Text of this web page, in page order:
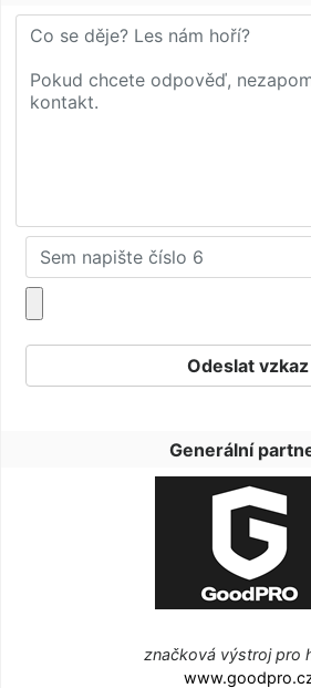
Generální
značková výstroj pro